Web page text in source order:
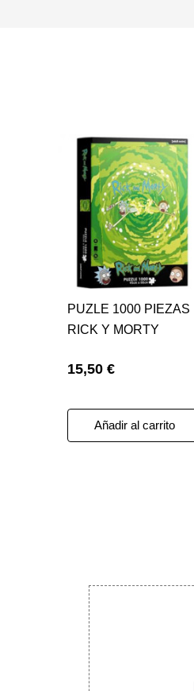
PUZLE 1000 PIEZAS
RICK Y MORTY
15,50 €
Añadir al carrito